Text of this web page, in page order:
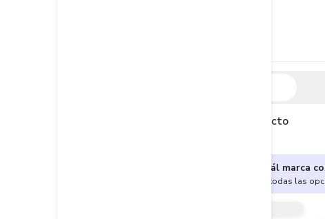
Descripción del producto
¿No sabes cuál marca
Encuentra aquí todas las